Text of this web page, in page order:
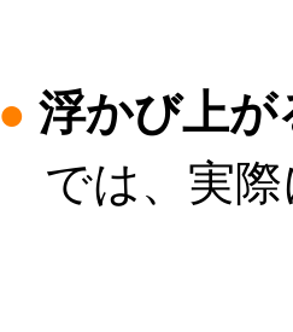
● 浮かび上
では、実際